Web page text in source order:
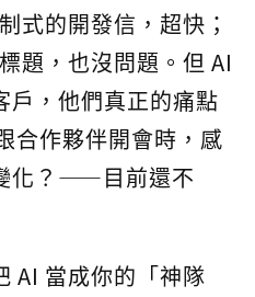
式的開發信，超快；
題，也沒問題。但 AI
戶，他們真正的痛點
合作夥伴開會時，感
化？——目前還不
AI 當成你的「神隊